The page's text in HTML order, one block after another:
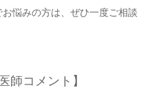
悩みの方は、ぜひ一度ご相談
師コメント】